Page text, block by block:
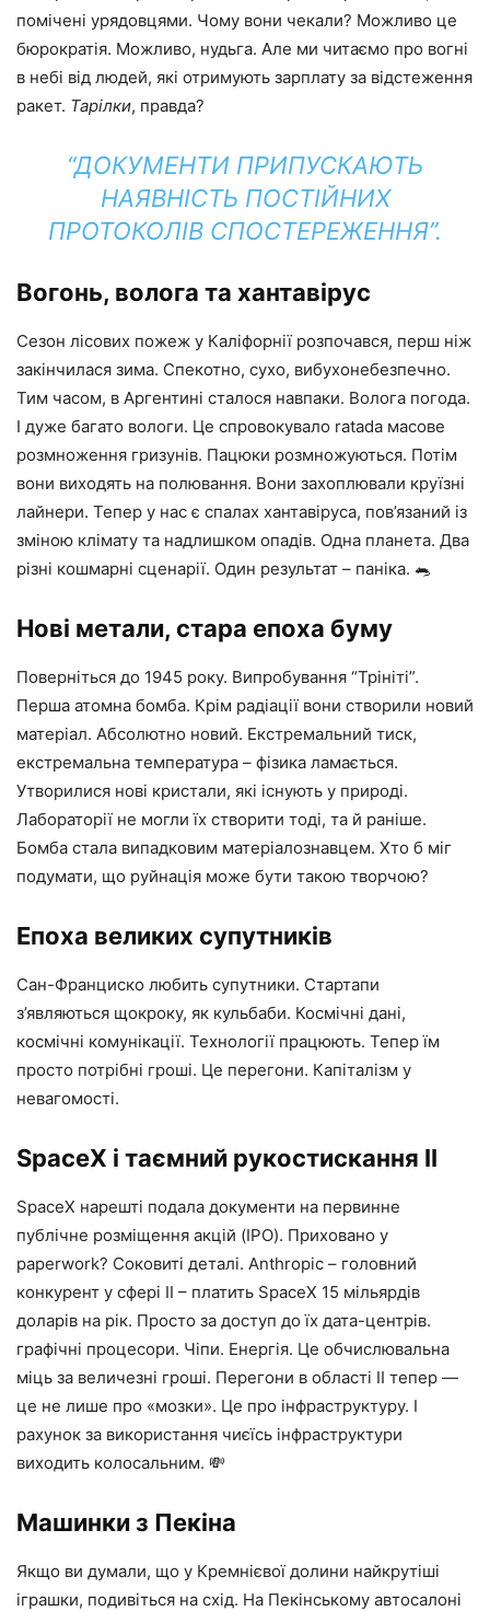
помічені урядовцями. Чому вони чекали? Можливо це
бюрократія. Можливо, нудьга. Але ми читаємо про вогні
в небі від людей, які отримують зарплату за відстеження
ракет. Тарілки, правда?
“ДОКУМЕНТИ ПРИПУСКАЮТЬ
НАЯВНІСТЬ ПОСТІЙНИХ
ПРОТОКОЛІВ СПОСТЕРЕЖЕННЯ”.
Вогонь, волога та хантавірус
Сезон лісових пожеж у Каліфорнії розпочався, перш ніж
закінчилася зима. Спекотно, сухо, вибухонебезпечно.
Тим часом, в Аргентині сталося навпаки. Волога погода.
І дуже багато вологи. Це спровокувало ratada масове
розмноження гризунів. Пацюки розмножуються. Потім
вони виходять на полювання. Вони захоплювали круїзні
лайнери. Тепер у нас є спалах хантавіруса, пов’язаний із
зміною клімату та надлишком опадів. Одна планета. Два
різні кошмарні сценарії. Один результат – паніка. 🐀
Нові метали, стара епоха буму
Поверніться до 1945 року. Випробування “Трініті”.
Перша атомна бомба. Крім радіації вони створили новий
матеріал. Абсолютно новий. Екстремальний тиск,
екстремальна температура – ​​фізика ламається.
Утворилися нові кристали, які існують у природі.
Лабораторії не могли їх створити тоді, та й раніше.
Бомба стала випадковим матеріалознавцем. Хто б міг
подумати, що руйнація може бути такою творчою?
Епоха великих супутників
Сан-Франциско любить супутники. Стартапи
з’являються щокроку, як кульбаби. Космічні дані,
космічні комунікації. Технології працюють. Тепер їм
просто потрібні гроші. Це перегони. Капіталізм у
невагомості.
SpaceX і таємний рукостискання ІІ
SpaceX нарешті подала документи на первинне
публічне розміщення акцій (IPO). Приховано у
paperwork? Соковиті деталі. Anthropic – головний
конкурент у сфері ІІ – платить SpaceX 15 мільярдів
доларів на рік. Просто за доступ до їх дата-центрів.
графічні процесори. Чіпи. Енергія. Це обчислювальна
міць за величезні гроші. Перегони в області ІІ тепер —
це не лише про «мозки». Це про інфраструктуру. І
рахунок за використання чиєїсь інфраструктури
виходить колосальним. 💸
Машинки з Пекіна
Якщо ви думали, що у Кремнієвої долини найкрутіші
іграшки, подивіться на схід. На Пекінському автосалоні